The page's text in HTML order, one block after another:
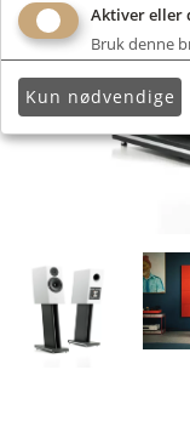
Aktiver eller
Bruk denne
Kun nødvendige